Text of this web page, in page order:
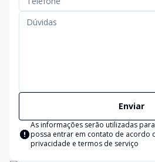
Enviar
As informações serão utilizadas
possa entrar em contato de acordo
privacidade e termos de serviço